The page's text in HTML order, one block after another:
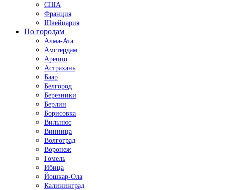
США
Франция
Швейцария
По городам
Алма-Ата
Амстердам
Ареццо
Астрахань
Баар
Белгород
Березники
Берлин
Борисовка
Вильнюс
Винница
Волгоград
Воронеж
Гомель
Ибица
Йошкар-Ола
Калининград